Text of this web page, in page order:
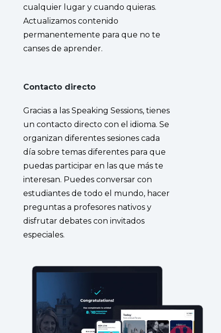
cualquier lugar y cuando quieras.
Actualizamos contenido
permanentemente para que no te
canses de aprender.
Contacto directo
Gracias a las Speaking Sessions, tienes
un contacto directo con el idioma. Se
organizan diferentes sesiones cada
día sobre temas diferentes para que
puedas participar en las que más te
interesan. Puedes conversar con
estudiantes de todo el mundo, hacer
preguntas a profesores nativos y
disfrutar debates con invitados
especiales.